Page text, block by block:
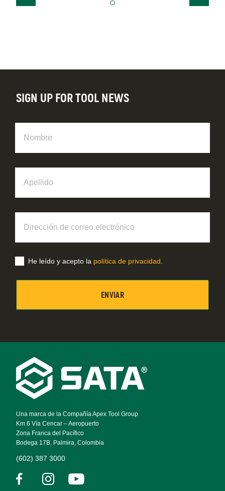
Footer
Navigation
Una marca de la Compañía Apex Tool Group
Km 6 Vía Cencar – Aeropuerto
Zona Franca del Pacífico
Bodega 17B. Palmira, Colombia
(602) 387 3000
SIGN UP FOR TOOL NEWS
correo
electrónico
He leído y acepto la política de privacidad